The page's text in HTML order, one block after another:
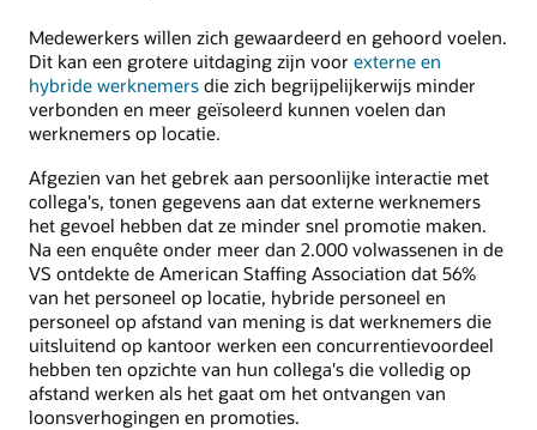
Medewerkers willen zich gewaardeerd en gehoord voelen.
Dit kan een grotere uitdaging zijn voor externe en
hybride werknemers die zich begrijpelijkerwijs minder
verbonden en meer geïsoleerd kunnen voelen dan
werknemers op locatie.
Afgezien van het gebrek aan persoonlijke interactie met
collega's, tonen gegevens aan dat externe werknemers
het gevoel hebben dat ze minder snel promotie maken.
Na een enquête onder meer dan 2.000 volwassenen in de
VS ontdekte de American Staffing Association dat 56%
van het personeel op locatie, hybride personeel en
personeel op afstand van mening is dat werknemers die
uitsluitend op kantoor werken een concurrentievoordeel
hebben ten opzichte van hun collega's die volledig op
afstand werken als het gaat om het ontvangen van
loonsverhogingen en promoties.